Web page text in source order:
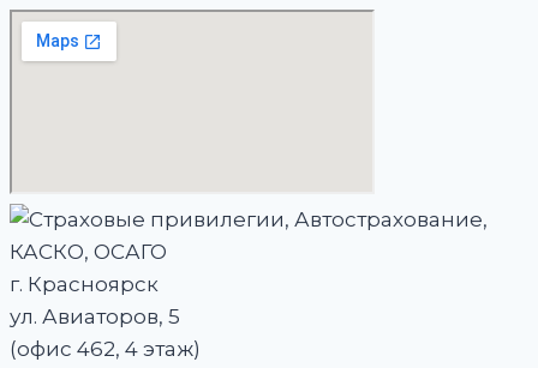
г. Красноярск
ул. Авиаторов, 5
(офис 462, 4 этаж)